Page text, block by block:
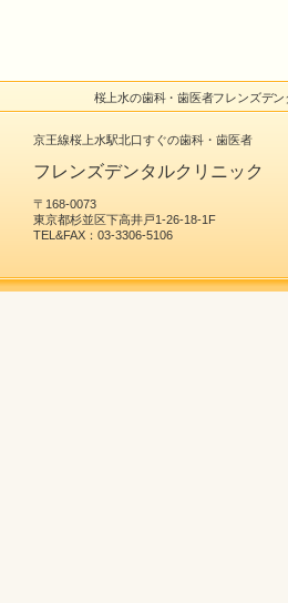
桜上水の歯科・歯医者フレンズデ
京王線桜上水駅北口すぐの歯科・歯医者
フレンズデンタルクリニック
〒168-0073
東京都杉並区下高井戸1-26-18-1F
TEL&FAX：03-3306-5106